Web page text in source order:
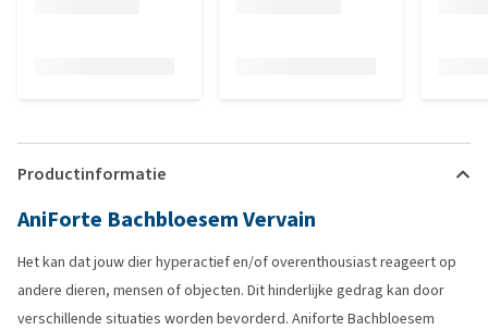
Productinformatie
AniForte Bachbloesem Vervain
Het kan dat jouw dier hyperactief en/of overenthousiast reageert op
andere dieren, mensen of objecten. Dit hinderlijke gedrag kan door
verschillende situaties worden bevorderd. Aniforte Bachbloesem